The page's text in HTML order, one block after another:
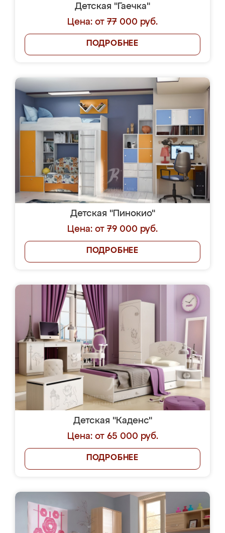
Детская "Гаечка"
Цена: от 77 000 руб.
ПОДРОБНЕЕ
Детская "Пинокио"
Цена: от 79 000 руб.
ПОДРОБНЕЕ
Детская "Каденс"
Цена: от 65 000 руб.
ПОДРОБНЕЕ